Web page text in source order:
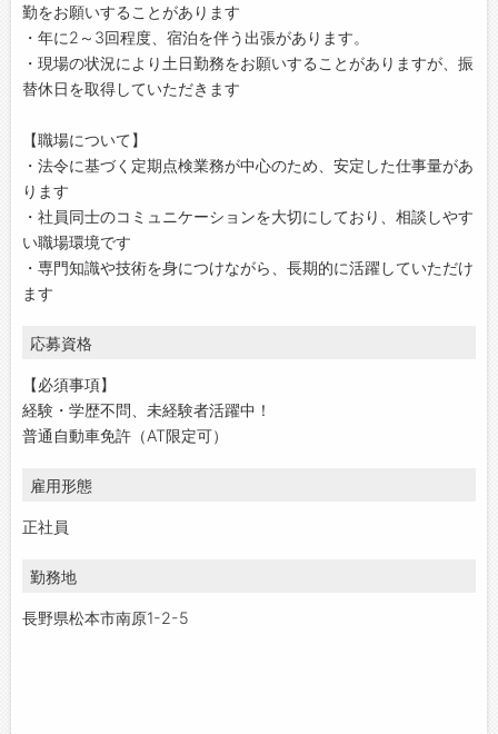
勤をお願いすることがあります
・年に2～3回程度、宿泊を伴う出張があります。
・現場の状況により土日勤務をお願いすることがありますが、振
替休日を取得していただきます
【職場について】
・法令に基づく定期点検業務が中心のため、安定した仕事量があ
ります
・社員同士のコミュニケーションを大切にしており、相談しやす
い職場環境です
・専門知識や技術を身につけながら、長期的に活躍していただけ
ます
応募資格
【必須事項】
経験・学歴不問、未経験者活躍中！
普通自動車免許（AT限定可）
雇用形態
正社員
勤務地
長野県松本市南原1-2-5